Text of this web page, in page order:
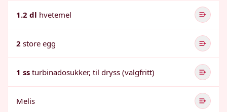
1.2 dl hvetemel
2 store egg
1 ss turbinadosukker, til dryss (valgfritt)
Melis